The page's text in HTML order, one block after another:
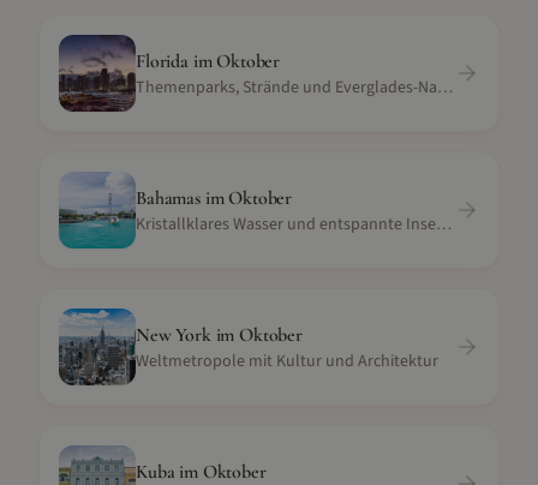
Florida im Oktober
Themenparks, Strände und Everglades-Natur
Bahamasim Oktober
Kristallklares Wasser und entspannte Inselatmosphäre
New Yorkim Oktober
Weltmetropole mit Kultur und Architektur
Kuba im Oktober